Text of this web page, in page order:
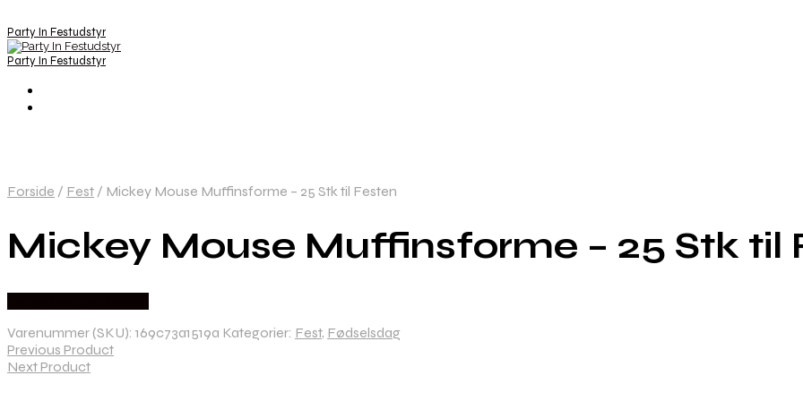
Party In Festudstyr
Party In Festudstyr
Forside / Fest / Mickey Mouse Muffinsforme – 25 Stk til Festen
Mickey Mouse Muffinsforme – 25 Stk til
Varenummer (SKU): 169c73a1519a Kategorier: Fest, Fødselsdag
Previous Product
Next Product